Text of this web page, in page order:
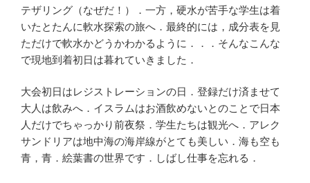
テザリング（なぜだ！）．一方，硬水が苦手な学生は着
いたとたんに軟水探索の旅へ．最終的には，成分表を見
ただけで軟水かどうかわかるように．．．そんなこんな
で現地到着初日は暮れていきました．
大会初日はレジストレーションの日．登録だけ済ませて
大人は飲みへ．イスラムはお酒飲めないとのことで日本
人だけでちゃっかり前夜祭．学生たちは観光へ．アレク
サンドリアは地中海の海岸線がとても美しい．海も空も
青，青．絵葉書の世界です．しばし仕事を忘れる．